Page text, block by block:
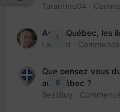
Tarantino04 ·
1
Arte : Québec, les
Laurent · Commencé
6
Que pensez vous
au Québec ?
BestBuy ·